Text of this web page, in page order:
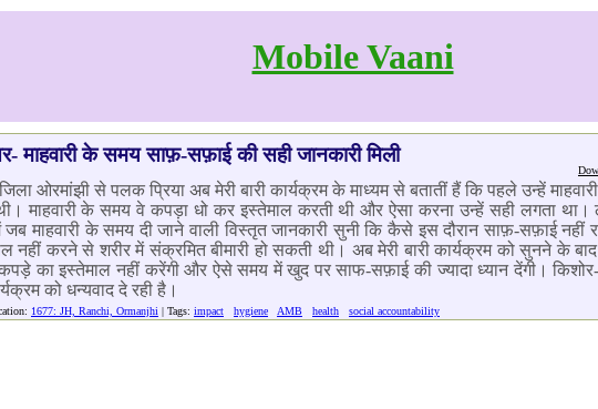
Mobile Vaani
के समय साफ़-सफ़ाई की सही जानकारी मिली
ओरमांझी से पलक प्रिया अब मेरी बारी कार्यक्रम के माध्यम से बतातीं हैं कि पहले उन्हें
माहवारी के समय वे कपड़ा धो कर इस्तेमाल करती थी और ऐसा करना उन्हें सही लगता
में जब माहवारी के समय दी जाने वाली विस्तृत जानकारी सुनी कि कैसे इस दौरान साफ़-सफ़ाई
नहीं करने से शरीर में संक्रमित बीमारी हो सकती थी। अब मेरी बारी कार्यक्रम को सुनने के
कपड़े का इस्तेमाल नहीं करेंगी और ऐसे समय में खुद पर साफ-सफ़ाई की ज्यादा ध्यान देंगी।
को धन्यवाद दे रही है।
1677: JH, Ranchi, Ormanjhi | Tags: impact hygiene AMB health social accountability